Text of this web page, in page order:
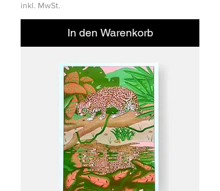
inkl. MwSt.
In den Warenkorb